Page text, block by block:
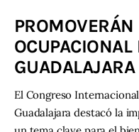
Contacto
GUADALAJARA
El Congreso
Guadalajara destacó la